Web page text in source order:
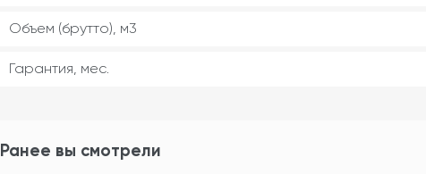
Объем (брутто), м3
Гарантия, мес.
Ранее вы смотрели